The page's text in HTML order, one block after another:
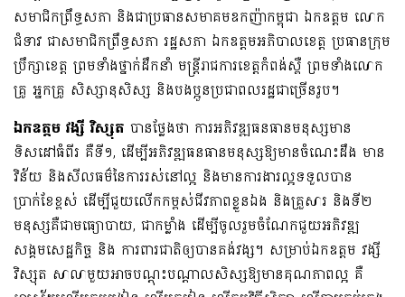
សមាជិកព្រឹទ្ធសភា និងជាប្រធានសមាគមឧកញ៉ាកម្ពុជា ឯកឧត្តម លោក
ជំទាវ ជាសមាជិកព្រឹទ្ធសភា រដ្ឋសភា ឯកឧត្តមអភិបាលខេត្ត ប្រធានក្រុម
ប្រឹក្សាខេត្ត ព្រមទាំងថ្នាក់ដឹកនាំ មន្ត្រីរាជការខេត្តកំពង់ស្ពឺ ព្រមទាំងលោក
គ្រូ អ្នកគ្រូ សិស្សានុសិស្ស និងបងប្អូនប្រជាពលរដ្ឋជាច្រើនរូប។
ឯកឧត្តម វង្សី វិស្សុត បានថ្លែងថា ការអភិវឌ្ឍធនធានមនុស្សមាន
ទិសដៅធំពីរ គឺទី១, ដើម្បីអភិវឌ្ឍធនធានមនុស្សឱ្យមានចំណេះដឹង មាន
វិន័យ និងសីលធម៌នៃការរស់នៅល្អ និងមានការងារល្អទទួលបាន
ប្រាក់ខែខ្ពស់ ដើម្បីជួយលើកកម្ពស់ជីវភាពខ្លួនឯង និងគ្រួសារ និងទី២
មនុស្សគឺជាមធ្យោបាយ, ជាកម្លាំង ដើម្បីចូលរួមចំណែកជួយអភិវឌ្ឍ
សង្គមសេដ្ឋកិច្ច និង ការពារជាតិឲ្យបានគង់វង្ស។ សម្រាប់ឯកឧត្តម វង្សី
វិស្សុត សាលាមួយអាចបណ្តុះបណ្តាលសិស្សឱ្យមានគុណភាពល្អ គឺ